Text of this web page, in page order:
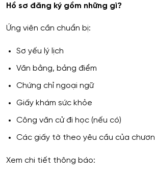
Hồ sơ đăng ký gồm những gì?
Ứng viên cần chuẩn bị:
Sơ yếu lý lịch
Văn bằng, bảng điểm
Chứng chỉ ngoại ngữ
Giấy khám sức khỏe
Công văn cử đi học (nếu có)
Các giấy tờ theo yêu cầu của
Xem chi tiết thông báo: